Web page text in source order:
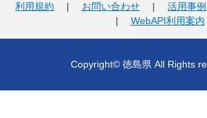
利用規約 | お問い合わせ | 活用事例
| WebAPI利用案内
Copyright© 徳島県 All Rights